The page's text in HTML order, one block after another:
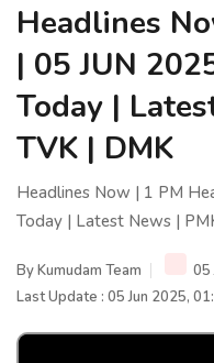
Headlines
| 05 JUN
Today |
TVK | DMK
Headlines Now | 1 PM
Today | Latest News |
ByKumudam Team
05
Last Update : 05 Jun 2025,